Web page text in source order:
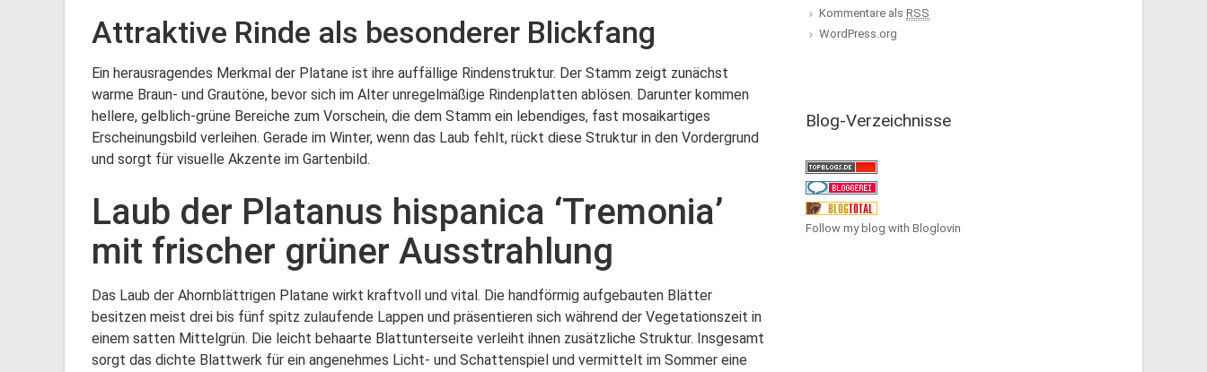
Attraktive Rinde als besonderer Blickfang
Ein herausragendes Merkmal der Platane ist ihre auffällige Rindenstruktur. Der Stamm zeigt zunächst
warme Braun- und Grautöne, bevor sich im Alter unregelmäßige Rindenplatten ablösen. Darunter kommen
hellere, gelblich-grüne Bereiche zum Vorschein, die dem Stamm ein lebendiges, fast mosaikartiges
Erscheinungsbild verleihen. Gerade im Winter, wenn das Laub fehlt, rückt diese Struktur in den Vordergrund
und sorgt für visuelle Akzente im Gartenbild.
Laub der Platanus hispanica ‘Tremonia’
mit frischer grüner Ausstrahlung
Das Laub der Ahornblättrigen Platane wirkt kraftvoll und vital. Die handförmig aufgebauten Blätter
besitzen meist drei bis fünf spitz zulaufende Lappen und präsentieren sich während der Vegetationszeit in
einem satten Mittelgrün. Die leicht behaarte Blattunterseite verleiht ihnen zusätzliche Struktur. Insgesamt
sorgt das dichte Blattwerk für ein angenehmes Licht- und Schattenspiel und vermittelt im Sommer eine
Kommentare als RSS
WordPress.org
Blog-Verzeichnisse
Follow my blog with Bloglovin